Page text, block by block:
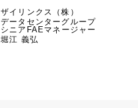
ザイリンクス（株）
データセンターグループ
シニアFAEマネージャー
堀江 義弘